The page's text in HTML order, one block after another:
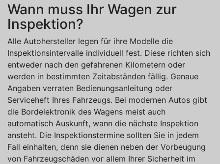
Wann muss Ihr Wagen zur
Inspektion?
Alle Autohersteller legen für ihre Modelle die
Inspektionsintervalle individuell fest. Diese richten sich
entweder nach den gefahrenen Kilometern oder
werden in bestimmten Zeitabständen fällig. Genaue
Angaben verraten Bedienungsanleitung oder
Serviceheft Ihres Fahrzeugs. Bei modernen Autos gibt
die Bordelektronik des Wagens meist auch
automatisch Auskunft, wann die nächste Inspektion
ansteht. Die Inspektionstermine sollten Sie in jedem
Fall einhalten, denn sie dienen neben der Vorbeugung
von Fahrzeugschäden vor allem Ihrer Sicherheit im